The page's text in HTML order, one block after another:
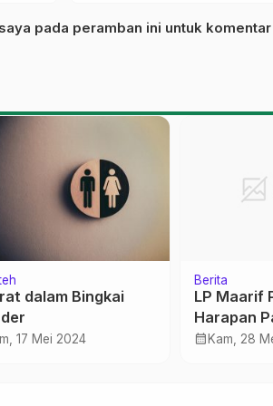
pada peramban ini untuk
dalam Bingkai
17 Mei 2024
Berita
LP Maarif
Harapan
Porsema
calendar_monthKam, 28